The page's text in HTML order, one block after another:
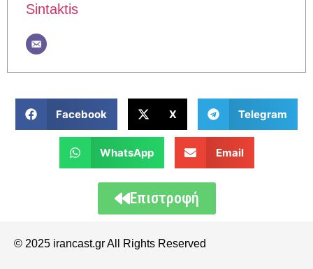
Sintaktis
Facebook X Telegram
WhatsApp Email
Επιστροφή
© 2025 irancast.gr All Rights Reserved